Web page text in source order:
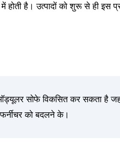
होती है। उत्पादों को शुरू से ही इस
मॉड्यूलर सोफे विकसित कर सकता है
को बदलने के।